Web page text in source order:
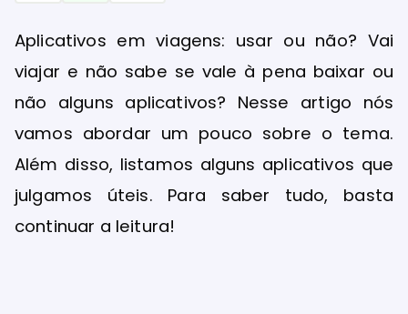
Aplicativos em viagens: usar ou não? Vai
viajar e não sabe se vale à pena baixar ou
não alguns aplicativos? Nesse artigo nós
vamos abordar um pouco sobre o tema.
Além disso, listamos alguns aplicativos que
julgamos úteis. Para saber tudo, basta
continuar a leitura!